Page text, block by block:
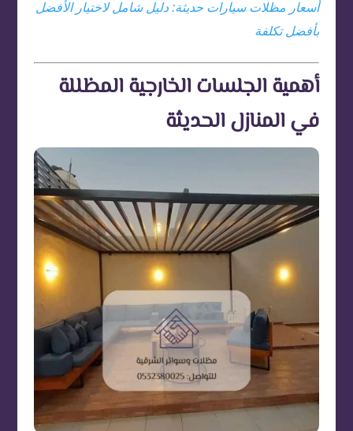
أسعار مظلات سيارات حديثة: دليل شامل لاختيار الأفضل
بأفضل تكلفة
أهمية الجلسات الخارجية المظللة
في المنازل الحديثة